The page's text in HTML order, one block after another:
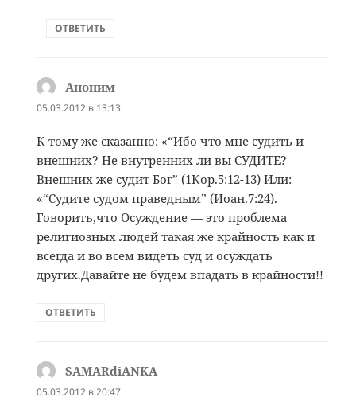
ОТВЕТИТЬ
Аноним
05.03.2012 в 13:13
К тому же сказанно: «“Ибо что мне судить и
внешних? Не внутренних ли вы СУДИТЕ?
Внешних же судит Бог” (1Кор.5:12-13) Или:
«“Судите судом праведным” (Иоан.7:24).
Говорить,что Осуждение — это проблема
религиозных людей такая же крайность как и
всегда и во всем видеть суд и осуждать
других.Давайте не будем впадать в крайности!!
ОТВЕТИТЬ
SAMARdiANKA
05.03.2012 в 20:47